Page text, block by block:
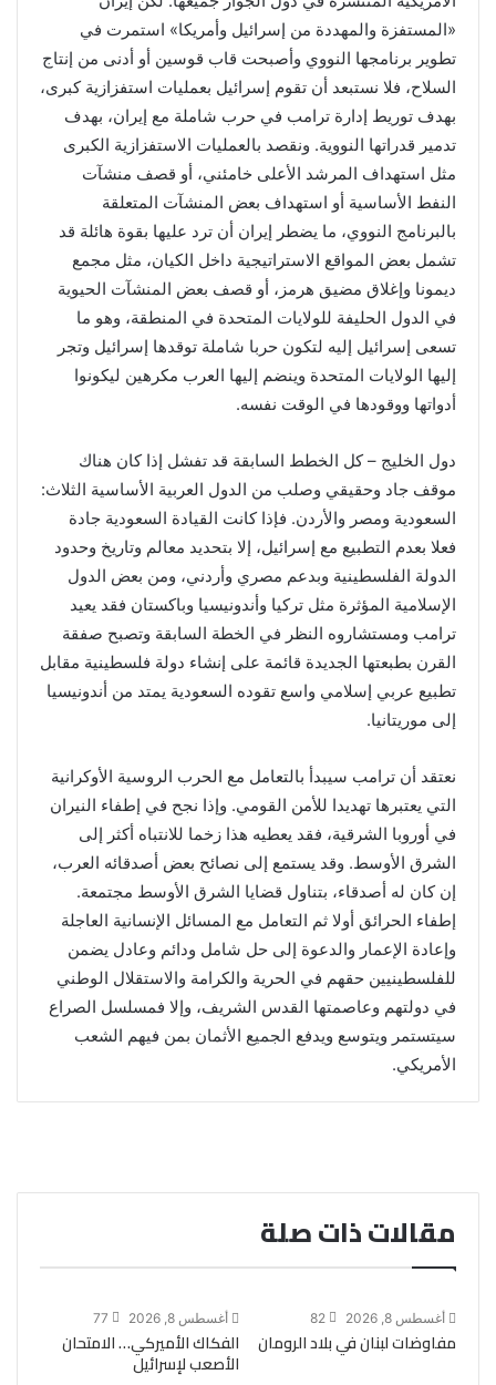
«المستفزة والمهددة من إسرائيل وأمريكا» استمرت في
تطوير برنامجها النووي وأصبحت قاب قوسين أو أدنى من إنتاج
السلاح، فلا نستبعد أن تقوم إسرائيل بعمليات استفزازية كبرى،
بهدف توريط إدارة ترامب في حرب شاملة مع إيران، بهدف
تدمير قدراتها النووية. ونقصد بالعمليات الاستفزازية الكبرى
مثل استهداف المرشد الأعلى خامئني، أو قصف منشآت
النفط الأساسية أو استهداف بعض المنشآت المتعلقة
بالبرنامج النووي، ما يضطر إيران أن ترد عليها بقوة هائلة قد
تشمل بعض المواقع الاستراتيجية داخل الكيان، مثل مجمع
ديمونا وإغلاق مضيق هرمز، أو قصف بعض المنشآت الحيوية
في الدول الحليفة للولايات المتحدة في المنطقة، وهو ما
تسعى إسرائيل إليه لتكون حربا شاملة توقدها إسرائيل وتجر
إليها الولايات المتحدة وينضم إليها العرب مكرهين ليكونوا
أدواتها ووقودها في الوقت نفسه.
دول الخليج – كل الخطط السابقة قد تفشل إذا كان هناك
موقف جاد وحقيقي وصلب من الدول العربية الأساسية الثلاث:
السعودية ومصر والأردن. فإذا كانت القيادة السعودية جادة
فعلا بعدم التطبيع مع إسرائيل، إلا بتحديد معالم وتاريخ وحدود
الدولة الفلسطينية وبدعم مصري وأردني، ومن بعض الدول
الإسلامية المؤثرة مثل تركيا وأندونيسيا وباكستان فقد يعيد
ترامب ومستشاروه النظر في الخطة السابقة وتصبح صفقة
القرن بطبعتها الجديدة قائمة على إنشاء دولة فلسطينية مقابل
تطبيع عربي إسلامي واسع تقوده السعودية يمتد من أندونيسيا
إلى موريتانيا.
نعتقد أن ترامب سيبدأ بالتعامل مع الحرب الروسية الأوكرانية
التي يعتبرها تهديدا للأمن القومي. وإذا نجح في إطفاء النيران
في أوروبا الشرقية، فقد يعطيه هذا زخما للانتباه أكثر إلى
الشرق الأوسط. وقد يستمع إلى نصائح بعض أصدقائه العرب،
إن كان له أصدقاء، بتناول قضايا الشرق الأوسط مجتمعة.
إطفاء الحرائق أولا ثم التعامل مع المسائل الإنسانية العاجلة
وإعادة الإعمار والدعوة إلى حل شامل ودائم وعادل يضمن
للفلسطينيين حقهم في الحرية والكرامة والاستقلال الوطني
في دولتهم وعاصمتها القدس الشريف، وإلا فمسلسل الصراع
سيتستمر ويتوسع ويدفع الجميع الأثمان بمن فيهم الشعب
الأمريكي.
مقالات ذات صلة
أغسطس 8, 2026 82
مفاوضات لبنان في بلاد الرومان
أغسطس 8, 2026 77
الفكاك الأميركي… الامتحان
الأصعب لإسرائيل